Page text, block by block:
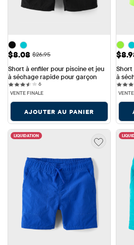
Prix ​​de vente: $8.08
$8.08 Prix ​​d'origine: $26.95
$26.95
Short à enfiler pour piscine et jeu
à séchage rapide pour garçon
66 reviews
VENTE FINALE
AJOUTER AU PANIER
Prix
Short
à
LIQUIDATION